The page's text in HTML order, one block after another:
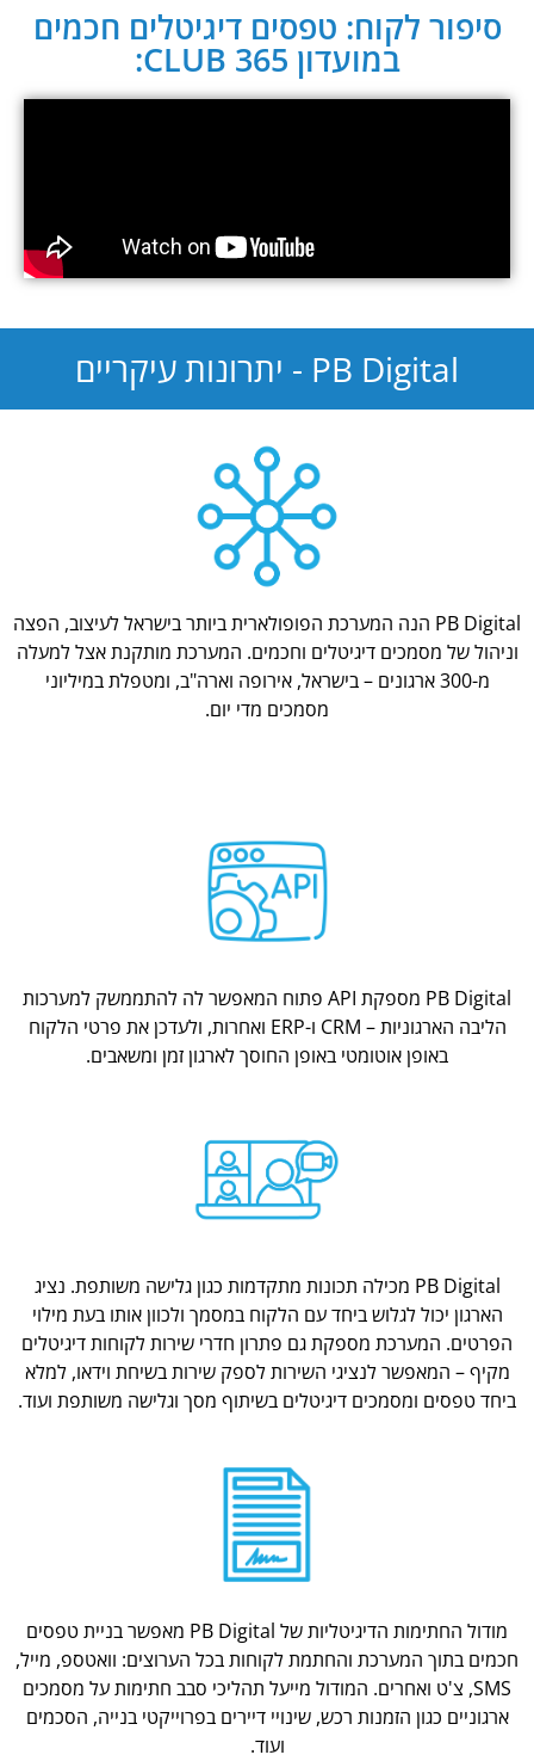
סיפור לקוח: טפסים דיגיטלים חכמים
במועדון CLUB 365:
PB Digital - יתרונות עיקריים
PB Digital הנה המערכת הפופולארית ביותר בישראל לעיצוב, הפצה
וניהול של מסמכים דיגיטלים וחכמים. המערכת מותקנת אצל למעלה
מ-300 ארגונים – בישראל, אירופה וארה"ב, ומטפלת במיליוני
מסמכים מדי יום.
PB Digital מספקת API פתוח המאפשר לה להתממשק למערכות
הליבה הארגוניות – CRM ו-ERP ואחרות, ולעדכן את פרטי הלקוח
באופן אוטומטי באופן החוסך לארגון זמן ומשאבים.
PB Digital מכילה תכונות מתקדמות כגון גלישה משותפת. נציג
הארגון יכול לגלוש ביחד עם הלקוח במסמך ולכוון אותו בעת מילוי
הפרטים. המערכת מספקת גם פתרון חדרי שירות לקוחות דיגיטלים
מקיף – המאפשר לנציגי השירות לספק שירות בשיחת וידאו, למלא
ביחד טפסים ומסמכים דיגיטלים בשיתוף מסך וגלישה משותפת ועוד.
מודול החתימות הדיגיטליות של PB Digital מאפשר בניית טפסים
חכמים בתוך המערכת והחתמת לקוחות בכל הערוצים: וואטספ, מייל,
SMS, צ'ט ואחרים. המודול מייעל תהליכי סבב חתימות על מסמכים
ארגוניים כגון הזמנות רכש, שינויי דיירים בפרוייקטי בנייה, הסכמים
ועוד.